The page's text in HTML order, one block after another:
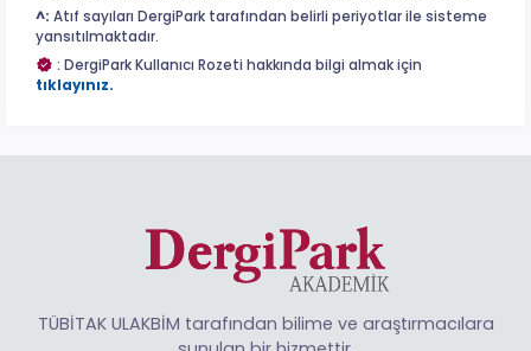
^: Atıf sayıları DergiPark tarafından belirli periyotlar ile sisteme
yansıtılmaktadır.
: DergiPark Kullanıcı Rozeti hakkında bilgi almak için
tıklayınız.
TÜBİTAK ULAKBİM tarafından bilime ve araştırmacılara